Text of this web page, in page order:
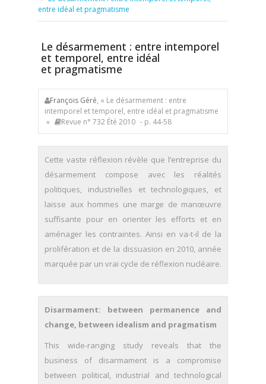
entre idéal et pragmatisme
Le désarmement : entre intemporel
et temporel, entre idéal
et pragmatisme
François Géré, « Le désarmement : entre
intemporel et temporel, entre idéal et pragmatisme
»
Revue n° 732 Été 2010 - p. 44-58
Cette vaste réflexion révèle que l’entreprise du
désarmement compose avec les réalités
politiques, industrielles et technologiques, et
laisse aux hommes une marge de manœuvre
suffisante pour en orienter les efforts et en
aménager les contraintes. Ainsi en va-t-il de la
prolifération et de la dissuasion en 2010, année
marquée par un vrai cycle de réflexion nucléaire.
Disarmament: between permanence and
change, between idealism and pragmatism
This wide-ranging study reveals that the
business of disarmament is a compromise
between political, industrial and technological